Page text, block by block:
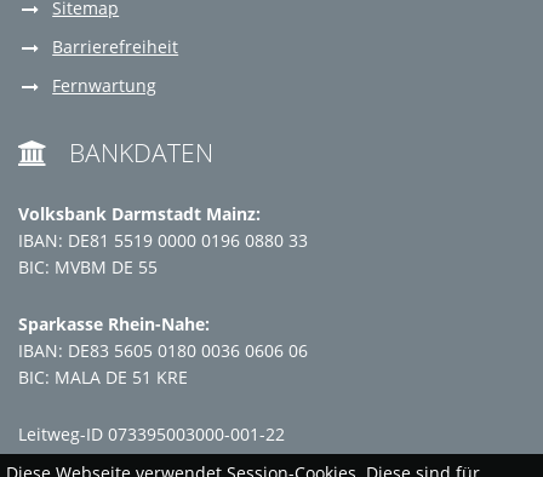
Sitemap
Barrierefreiheit
Fernwartung
 BANKDATEN
Volksbank Darmstadt Mainz:
IBAN: DE81 5519 0000 0196 0880 33
BIC: MVBM DE 55
Sparkasse Rhein-Nahe:
IBAN: DE83 5605 0180 0036 0606 06
BIC: MALA DE 51 KRE
Leitweg-ID 073395003000-001-22